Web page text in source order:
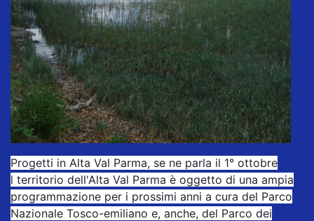
Progetti in Alta Val Parma, se ne parla il 1° ottobre
l territorio dell'Alta Val Parma è oggetto di una ampia
programmazione per i prossimi anni a cura del Parco
Nazionale Tosco-emiliano e, anche, del Parco dei